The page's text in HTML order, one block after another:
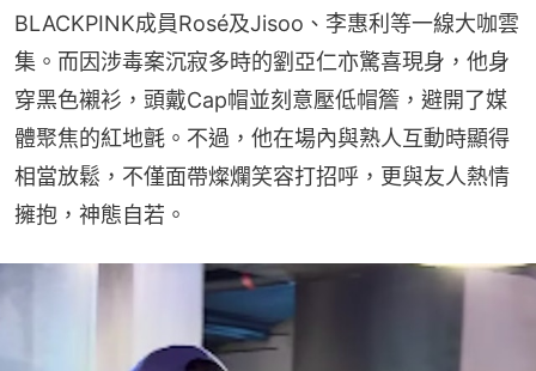
BLACKPINK成員Rosé及Jisoo、李惠利等一線大咖雲
集。而因涉毒案沉寂多時的劉亞仁亦驚喜現身，他身
穿黑色襯衫，頭戴Cap帽並刻意壓低帽簷，避開了媒
體聚焦的紅地氈。不過，他在場內與熟人互動時顯得
相當放鬆，不僅面帶燦爛笑容打招呼，更與友人熱情
擁抱，神態自若。